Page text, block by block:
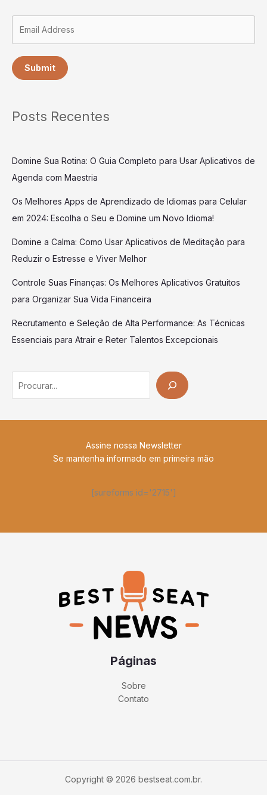
Submit
Posts Recentes
Domine Sua Rotina: O Guia Completo para Usar Aplicativos de
Agenda com Maestria
Os Melhores Apps de Aprendizado de Idiomas para Celular
em 2024: Escolha o Seu e Domine um Novo Idioma!
Domine a Calma: Como Usar Aplicativos de Meditação para
Reduzir o Estresse e Viver Melhor
Controle Suas Finanças: Os Melhores Aplicativos Gratuitos
para Organizar Sua Vida Financeira
Recrutamento e Seleção de Alta Performance: As Técnicas
Essenciais para Atrair e Reter Talentos Excepcionais
Assine nossa Newsletter
Se mantenha informado em primeira mão
[sureforms id='2715']
Páginas
Sobre
Contato
Copyright © 2026 bestseat.com.br.